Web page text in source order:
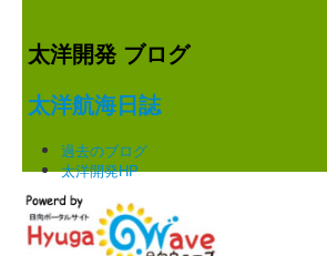
太洋開発 ブログ
太洋航海日誌
過去のブログ
太洋開発HP